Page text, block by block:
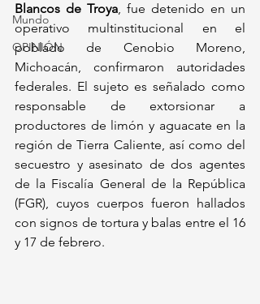
Mundo
OPINIÓN
Blancos de Troya, fue detenido en un
operativo multinstitucional en el
poblado de Cenobio Moreno,
Michoacán, confirmaron autoridades
federales. El sujeto es señalado como
responsable de extorsionar a
productores de limón y aguacate en la
región de Tierra Caliente, así como del
secuestro y asesinato de dos agentes
de la Fiscalía General de la República
(FGR), cuyos cuerpos fueron hallados
con signos de tortura y balas entre el 16
y 17 de febrero.